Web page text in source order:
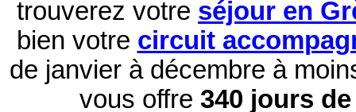
trouverez votre séjour en
bien votre circuit
de janvier à décembre à
vous offre 340 jours